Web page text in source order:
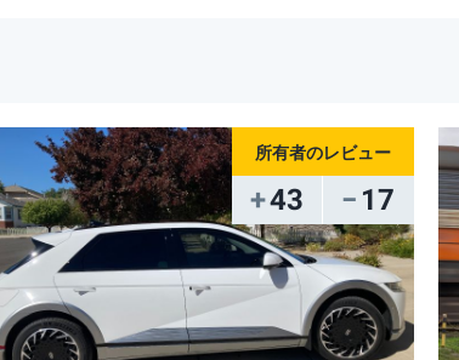
43 17